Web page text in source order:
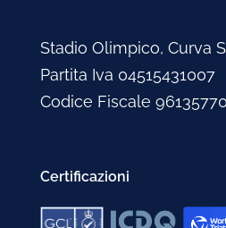
Stadio Olimpico, Curva
Partita Iva 04515431007
Codice Fiscale
Certificazioni